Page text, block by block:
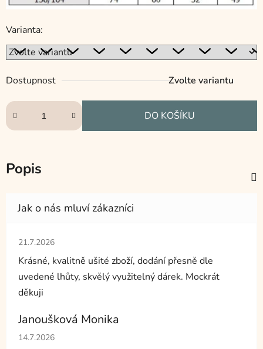
Varianta:
Dostupnost Zvolte variantu
DO KOŠÍKU
Popis
Hodnocení obchodu je 5 z 5 hvězdiček.
21.7.2026
Krásné, kvalitně ušité zboží, dodání přesně dle
uvedené lhůty, skvělý využitelný dárek. Mockrát
děkuji
Janoušková Monika
Hodnocení obchodu je 5 z 5 hvězdiček.
14.7.2026